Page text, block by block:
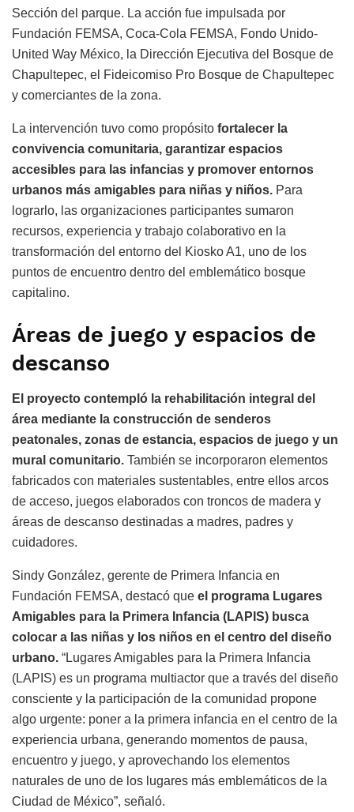
Sección del parque. La acción fue impulsada por
Fundación FEMSA, Coca-Cola FEMSA, Fondo Unido-
United Way México, la Dirección Ejecutiva del Bosque de
Chapultepec, el Fideicomiso Pro Bosque de Chapultepec
y comerciantes de la zona.
La intervención tuvo como propósito fortalecer la
convivencia comunitaria, garantizar espacios
accesibles para las infancias y promover entornos
urbanos más amigables para niñas y niños. Para
lograrlo, las organizaciones participantes sumaron
recursos, experiencia y trabajo colaborativo en la
transformación del entorno del Kiosko A1, uno de los
puntos de encuentro dentro del emblemático bosque
capitalino.
Áreas de juego y espacios de
descanso
El proyecto contempló la rehabilitación integral del
área mediante la construcción de senderos
peatonales, zonas de estancia, espacios de juego y un
mural comunitario. También se incorporaron elementos
fabricados con materiales sustentables, entre ellos arcos
de acceso, juegos elaborados con troncos de madera y
áreas de descanso destinadas a madres, padres y
cuidadores.
Sindy González, gerente de Primera Infancia en
Fundación FEMSA, destacó que el programa Lugares
Amigables para la Primera Infancia (LAPIS) busca
colocar a las niñas y los niños en el centro del diseño
urbano. “Lugares Amigables para la Primera Infancia
(LAPIS) es un programa multiactor que a través del diseño
consciente y la participación de la comunidad propone
algo urgente: poner a la primera infancia en el centro de la
experiencia urbana, generando momentos de pausa,
encuentro y juego, y aprovechando los elementos
naturales de uno de los lugares más emblemáticos de la
Ciudad de México”, señaló.